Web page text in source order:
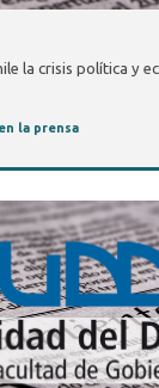
la crisis política y
la prensa